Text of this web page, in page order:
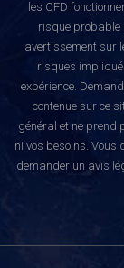
les CFD
risque probable
avertissement sur
risques
expérience.
contenue sur ce
général et ne prend
ni vos besoins. Vous
demander un avis